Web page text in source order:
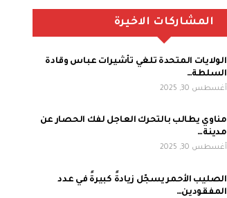
المشاركات الاخيرة
الولايات المتحدة تلغي تأشيرات عباس وقادة
السلطة…
أغسطس 30, 2025
مناوي يطالب بالتحرك العاجل لفك الحصار عن
مدينة…
أغسطس 30, 2025
الصليب الأحمر يسجّل زيادةً كبيرةً في عدد
المفقودين…